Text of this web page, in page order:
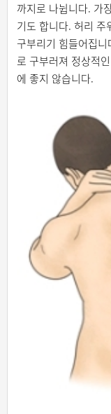
까지로 나뉩니다. 가
기도 합니다. 허리 주
구부리기 힘들어집
로 구부러져 정상적
에 좋지 않습니다.